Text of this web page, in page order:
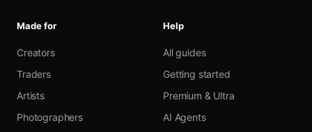
Made for
Creators
Traders
Artists
Photographers
Help
All guides
Getting started
Premium & Ultra
AI Agents